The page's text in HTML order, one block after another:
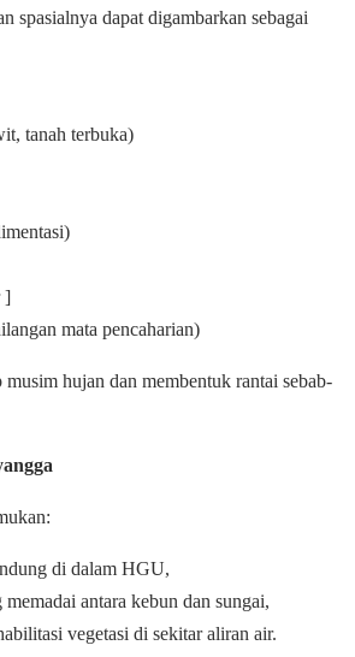
spasialnya dapat digambarkan sebagai
tanah terbuka)
]
mata pencaharian)
hujan dan membentuk rantai sebab-
di dalam HGU,
antara kebun dan sungai,
vegetasi di sekitar aliran air.